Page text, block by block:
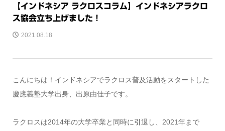
【インドネシア ラクロスコラム】インドネシアラクロ
ス協会立ち上げました！
2021.08.18
こんにちは！インドネシアでラクロス普及活動をスタートした
慶應義塾大学出身、出原由佳子です。
ラクロスは2014年の大学卒業と同時に引退し、2021年まで